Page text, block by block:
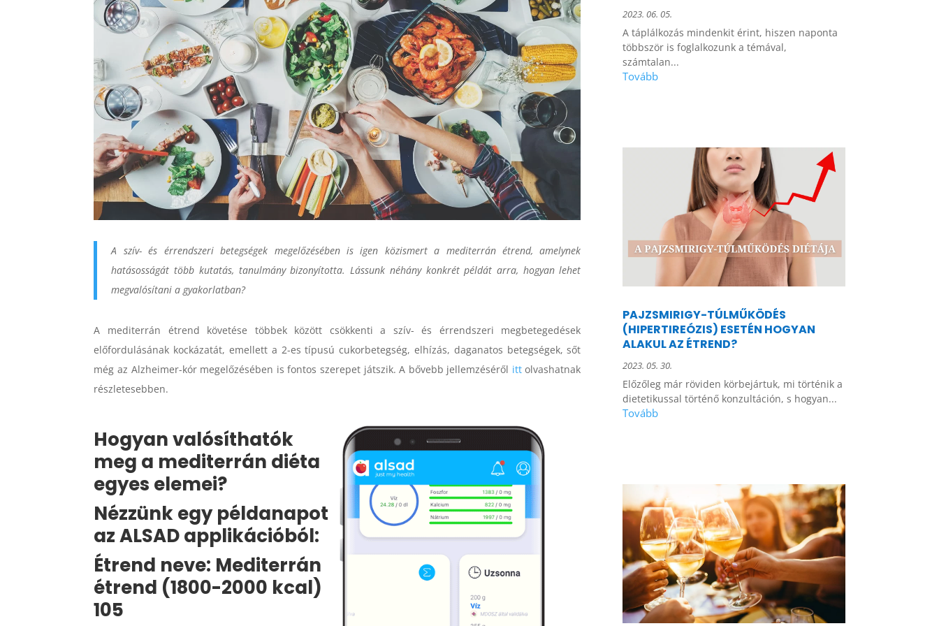
A szív- és érrendszeri betegségek megelőzésében is igen közismert a mediterrán étrend, amelynek
hatásosságát több kutatás, tanulmány bizonyította. Lássunk néhány konkrét példát arra, hogyan lehet
megvalósítani a gyakorlatban?
A mediterrán étrend követése többek között csökkenti a szív- és érrendszeri megbetegedések
előfordulásának kockázatát, emellett a 2-es típusú cukorbetegség, elhízás, daganatos betegségek, sőt
még az Alzheimer-kór megelőzésében is fontos szerepet játszik. A bővebb jellemzéséről ittolvashatnak
részletesebben.
Hogyan valósíthatók
meg a mediterrán diéta
egyes elemei?
Nézzünk egy példanapot
az ALSAD applikációból:
Étrend neve: Mediterrán
étrend (1800-2000 kcal)
105
2023. 06. 05.
A táplálkozás mindenkit érint, hiszen naponta
többször is foglalkozunk a témával,
számtalan...
PAJZSMIRIGY-TÚLMŰKÖDÉS
(HIPERTIREÓZIS) ESETÉN HOGYAN
ALAKUL AZ ÉTREND?
2023. 05. 30.
Előzőleg már röviden körbejártuk, mi történik a
dietetikussal történő konzultáción, s hogyan...